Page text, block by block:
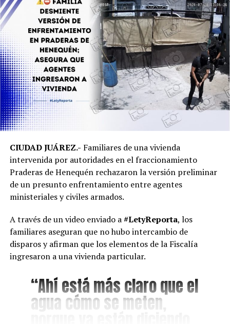
CIUDAD JUÁREZ.- Familiares de una vivienda
intervenida por autoridades en el fraccionamiento
Praderas de Henequén rechazaron la versión preliminar
de un presunto enfrentamiento entre agentes
ministeriales y civiles armados.
A través de un video enviado a#LetyReporta, los
familiares aseguran que no hubo intercambio de
disparos y afirman que los elementos de la Fiscalía
ingresaron a una vivienda particular.
“Ahí está más claro que el
agua cómo se meten,